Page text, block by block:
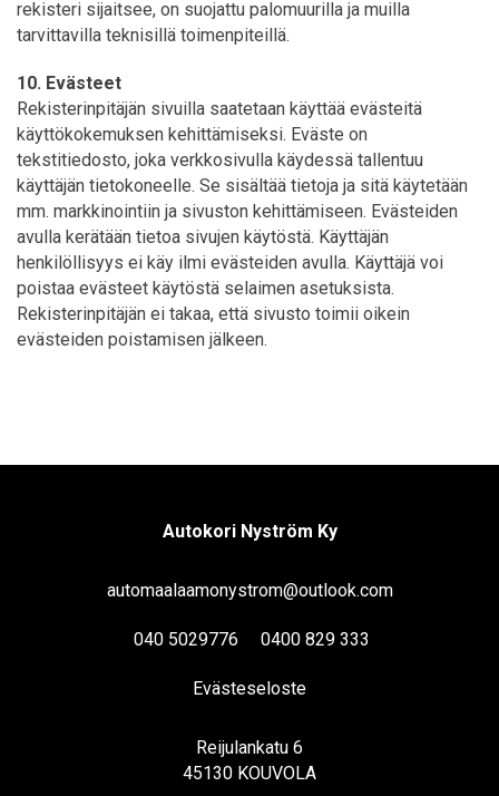
rekisteri sijaitsee, on suojattu palomuurilla ja muilla
tarvittavilla teknisillä toimenpiteillä.
10. Evästeet
Rekisterinpitäjän sivuilla saatetaan käyttää evästeitä
käyttökokemuksen kehittämiseksi. Eväste on
tekstitiedosto, joka verkkosivulla käydessä tallentuu
käyttäjän tietokoneelle. Se sisältää tietoja ja sitä käytetään
mm. markkinointiin ja sivuston kehittämiseen. Evästeiden
avulla kerätään tietoa sivujen käytöstä. Käyttäjän
henkilöllisyys ei käy ilmi evästeiden avulla. Käyttäjä voi
poistaa evästeet käytöstä selaimen asetuksista.
Rekisterinpitäjän ei takaa, että sivusto toimii oikein
evästeiden poistamisen jälkeen.
Autokori Nyström Ky
automaalaamonystrom@outlook.com
040 5029776 0400 829 333
Evästeseloste
Reijulankatu 6
45130 KOUVOLA